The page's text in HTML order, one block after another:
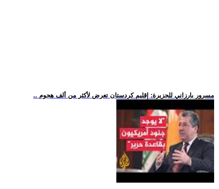
.. مسرور بارزاني للجزيرة: إقليم كردستان تعرض لأكثر من ألف هجوم